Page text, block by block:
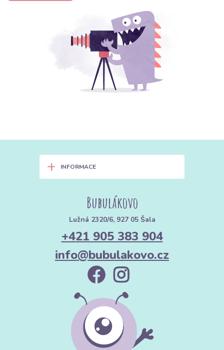
+ INFORMACE
Bubulákovo
Lužná 2320/6, 927 05 Šala
+421 905 383 904
info@bubulakovo.cz